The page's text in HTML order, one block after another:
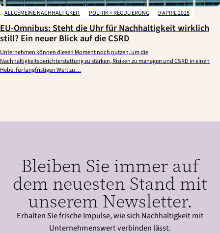
ALLGEMEINE NACHHALTIGKEIT POLITIK + REGULIERUNG 9 APRIL 2025
EU-Omnibus: Steht die Uhr für Nachhaltigkeit wirklich
still? Ein neuer Blick auf die CSRD
Unternehmen können diesen Moment noch nutzen, um die
Nachhaltigkeitsberichterstattung zu stärken, Risiken zu managen und CSRD in einen
Hebel für langfristigen Wert zu…
Bleiben Sie immer auf
dem neuesten Stand mit
unserem Newsletter.
Erhalten Sie frische Impulse, wie sich Nachhaltigkeit mit
Unternehmenswert verbinden lässt.